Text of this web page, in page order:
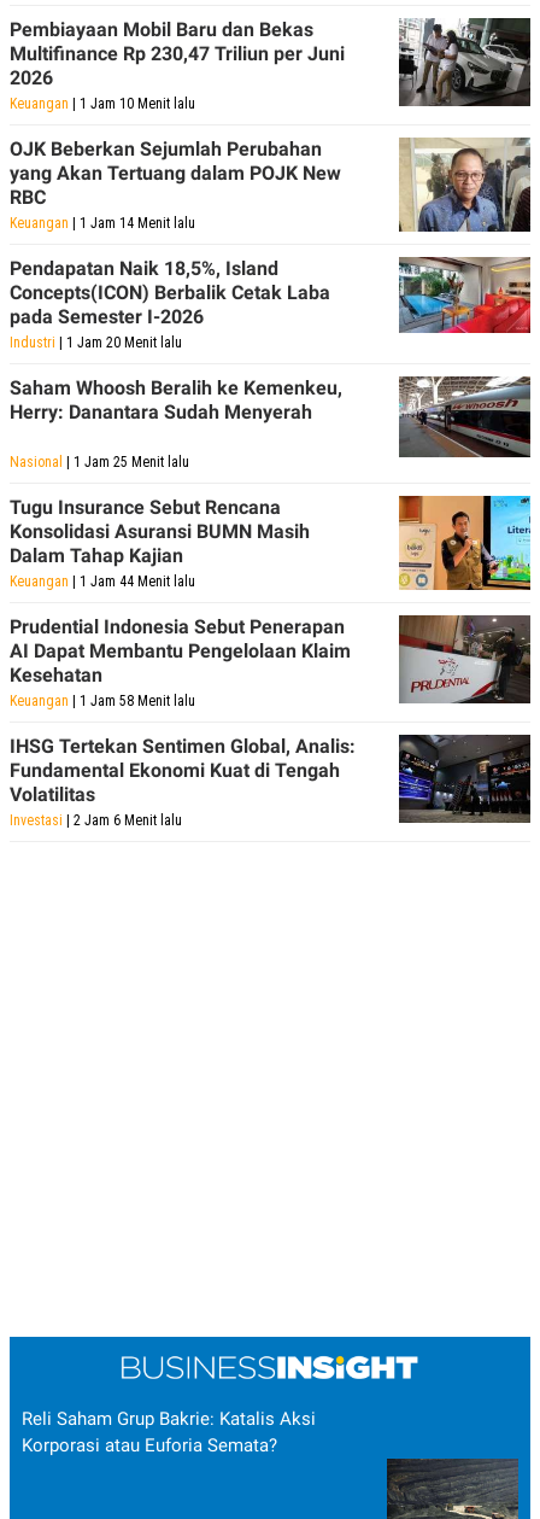
Pembiayaan Mobil Baru dan Bekas
Multifinance Rp 230,47 Triliun per Juni
2026
Keuangan | 1 Jam 10 Menit lalu
OJK Beberkan Sejumlah Perubahan
yang Akan Tertuang dalam POJK New
RBC
Keuangan | 1 Jam 14 Menit lalu
Pendapatan Naik 18,5%, Island
Concepts(ICON) Berbalik Cetak Laba
pada Semester I-2026
Industri | 1 Jam 20 Menit lalu
Saham Whoosh Beralih ke Kemenkeu,
Herry: Danantara Sudah Menyerah
Nasional | 1 Jam 25 Menit lalu
Tugu Insurance Sebut Rencana
Konsolidasi Asuransi BUMN Masih
Dalam Tahap Kajian
Keuangan | 1 Jam 44 Menit lalu
Prudential Indonesia Sebut Penerapan
AI Dapat Membantu Pengelolaan Klaim
Kesehatan
Keuangan | 1 Jam 58 Menit lalu
IHSG Tertekan Sentimen Global, Analis:
Fundamental Ekonomi Kuat di Tengah
Volatilitas
Investasi | 2 Jam 6 Menit lalu
Reli Saham Grup Bakrie: Katalis Aksi
Korporasi atau Euforia Semata?